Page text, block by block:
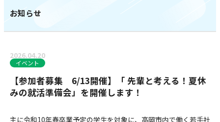
お知らせ
2026.04.20
イベント
【参加者募集 6/13開催】「 先輩と考える！夏休
みの就活準備会」を開催します！
主に令和10年春卒業予定の学生を対象に、高岡市内で働く若手社